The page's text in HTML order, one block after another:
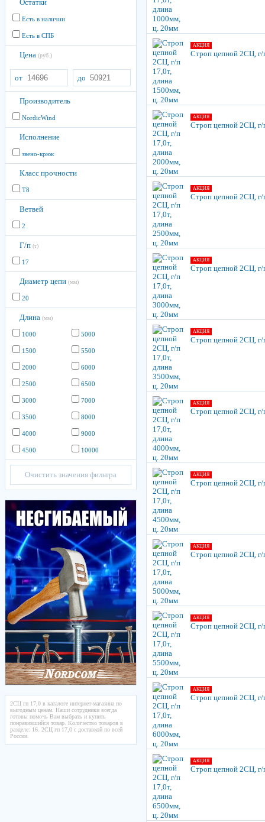
Остатки
Есть в наличии
Есть в СПБ
Цена (руб.)
от до
Производитель
NordicWind
Исполнение
звено-крюк
Класс прочности
Т8
Ветвей
2
Г/п (т)
17
Диаметр цепи (мм)
20
Длина (мм)
1000
1500
2000
2500
3000
3500
4000
4500
5000
5500
6000
6500
7000
8000
9000
10000
Очистить значения фильтра
2СЦ гп 17,0 в каталоге интернет-магазина по
выгодным ценам. Наши сотрудники всегда
готовы помочь Вам выбрать и купить
понравившийся товар. Количество товаров в
разделе: 16. 2СЦ гп 17,0 с доставкой по всей
России.
АКЦИЯ
Строп цепной 2СЦ, г/
АКЦИЯ
Строп цепной 2СЦ, г/
АКЦИЯ
Строп цепной 2СЦ, г/
АКЦИЯ
Строп цепной 2СЦ, г/
АКЦИЯ
Строп цепной 2СЦ, г/
АКЦИЯ
Строп цепной 2СЦ, г/
АКЦИЯ
Строп цепной 2СЦ, г/
АКЦИЯ
Строп цепной 2СЦ, г/
АКЦИЯ
Строп цепной 2СЦ, г/
АКЦИЯ
Строп цепной 2СЦ, г/
АКЦИЯ
Строп цепной 2СЦ, г/